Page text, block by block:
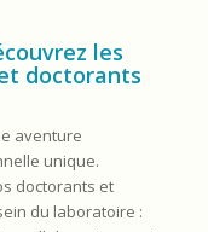
les
doctorants
aventure
unique.
doctorants et
du laboratoire :